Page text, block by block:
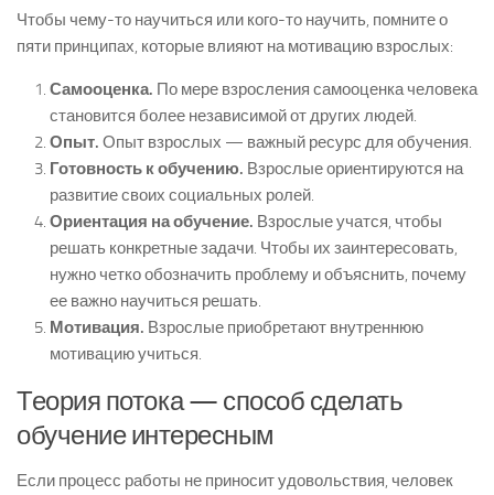
Чтобы чему-то научиться или кого-то научить, помните о
пяти принципах, которые влияют на мотивацию взрослых:
Самооценка. По мере взросления самооценка человека
становится более независимой от других людей.
Опыт. Опыт взрослых — важный ресурс для обучения.
Готовность к обучению. Взрослые ориентируются на
развитие своих социальных ролей.
Ориентация на обучение. Взрослые учатся, чтобы
решать конкретные задачи. Чтобы их заинтересовать,
нужно четко обозначить проблему и объяснить, почему
ее важно научиться решать.
Мотивация. Взрослые приобретают внутреннюю
мотивацию учиться.
Теория потока — способ сделать
обучение интересным
Если процесс работы не приносит удовольствия, человек